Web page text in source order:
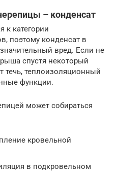
– конденсат
к категории
поэтому конденсат в
вред. Если не
спустя некоторый
течь, теплоизоляционный
функции.
может собираться
кровельной
в подкровельном